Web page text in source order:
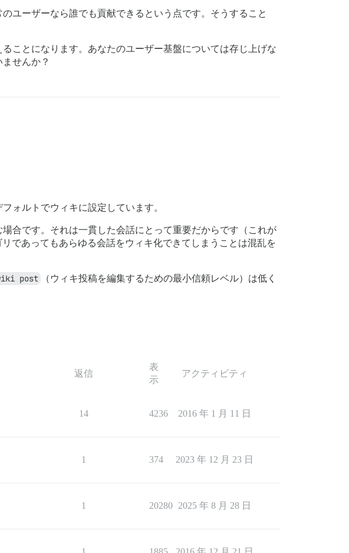
ユーザーなら誰でも貢献できるという点です。そうすること
ことになります。あなたのユーザー基盤については存じ上げな
せんか？
ォルトでウィキに設定しています。
合です。それは一貫した会話にとって重要だからです（これが
であってもあらゆる会話をウィキ化できてしまうことは混乱を
post
（ウィキ投稿を編集するための最小信頼レベル）は低く
返信
表
示
アクティビティ
14 4236 2016 年 1 月 11 日
1 374 2023 年 12 月 23 日
1 20280 2025 年 8 月 28 日